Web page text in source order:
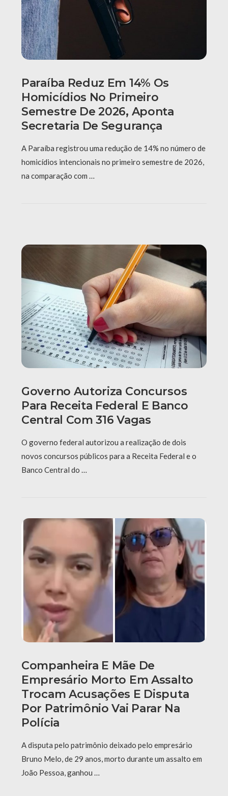
Paraíba Reduz Em 14% Os
Homicídios No Primeiro
Semestre De 2026, Aponta
Secretaria De Segurança
A Paraíba registrou uma redução de 14% no número de
homicídios intencionais no primeiro semestre de 2026,
na comparação com …
Governo Autoriza Concursos
Para Receita Federal E Banco
Central Com 316 Vagas
O governo federal autorizou a realização de dois
novos concursos públicos para a Receita Federal e o
Banco Central do …
Companheira E Mãe De
Empresário Morto Em Assalto
Trocam Acusações E Disputa
Por Patrimônio Vai Parar Na
Polícia
A disputa pelo patrimônio deixado pelo empresário
Bruno Melo, de 29 anos, morto durante um assalto em
João Pessoa, ganhou …